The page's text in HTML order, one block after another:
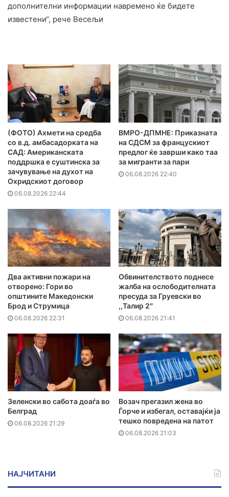
дополнителни информации навремено ќе бидете
известени“, рече Весељи
(ФОТО) Ахмети на средба
со в.д. амбасадорката на
САД: Американската
поддршка е суштинска за
зачувување на духот на
Охридскиот договор
06.08.2026 22:44
ВМРО-ДПМНЕ: Приказната
на СДСМ за францускиот
предлог ќе заврши како таа
за мигранти за пари
06.08.2026 22:40
Два активни пожари на
отворено: Гори во
општините Македонски
Брод и Струмица
06.08.2026 22:31
Обвинителството поднесе
жалба на ослободителната
пресуда за Груевски во
,,Талир 2″
06.08.2026 21:41
Зеленски во сабота доаѓа во
Белград
06.08.2026 21:29
Возач прегазил жена во
Ѓорче и избегал, оставајќи ја
тешко повредена на патот
06.08.2026 21:03
НАЈЧИТАНИ